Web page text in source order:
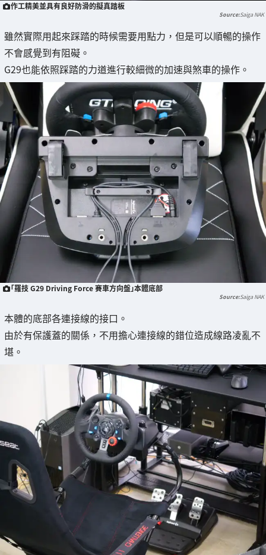
作工精美並具有良好防滑的擬真踏板
Saiga NAK
雖然實際用起來踩踏的時候需要用點力，但是可以順暢的操作
不會感覺到有阻礙。
G29也能依照踩踏的力道進行較細微的加速與煞車的操作。
「羅技 G29 Driving Force 賽車方向盤」本體底部
Saiga NAK
本體的底部各連接線的接口。
由於有保護蓋的關係，不用擔心連接線的錯位造成線路凌亂不
堪。